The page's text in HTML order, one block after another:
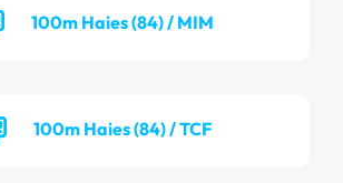
100m Haies (84) / MIM
100m Haies (84) / TCF